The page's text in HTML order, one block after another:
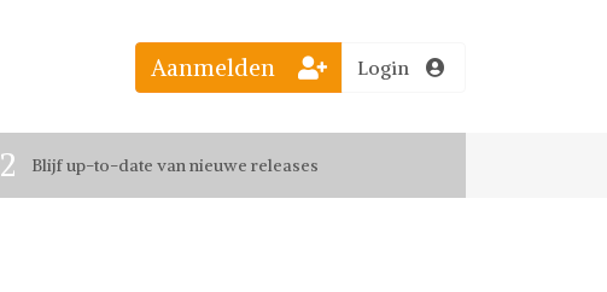
Bestel jouw favoriete looks
2 Blijf up-to-date van nieuwe releases
Aanmelden Login